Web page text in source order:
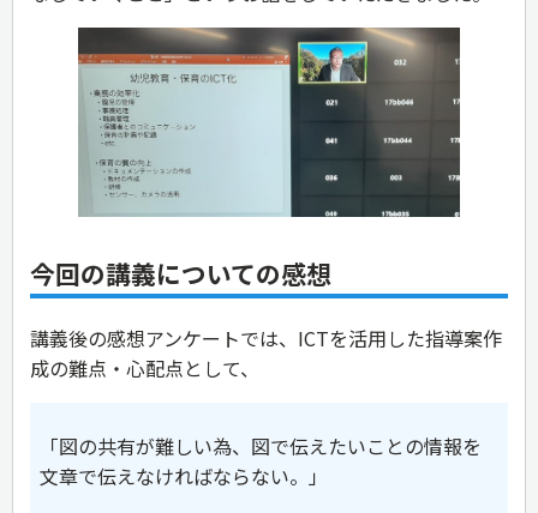
今回の講義についての感想
講義後の感想アンケートでは、ICTを活用した指導案作
成の難点・心配点として、
「図の共有が難しい為、図で伝えたいことの情報を
文章で伝えなければならない。」